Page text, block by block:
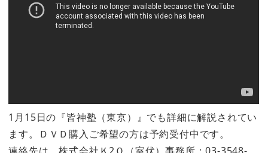
1月15日の『皆神塾（東京）』でも詳細に解説されてい
ます。ＤＶＤ購入ご希望の方は予約受付中です。